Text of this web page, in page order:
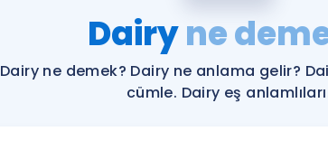
Dairyne
Dairy ne demek? Dairy ne anlama gelir?
cümle. Dairy eş